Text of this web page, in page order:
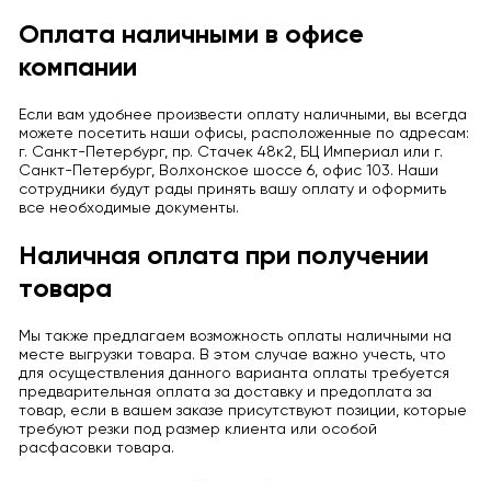
Оплата наличными в офисе
компании
Если вам удобнее произвести оплату наличными, вы всегда
можете посетить наши офисы, расположенные по адресам:
г. Санкт-Петербург, пр. Стачек 48к2, БЦ Империал или г.
Санкт-Петербург, Волхонское шоссе 6, офис 103. Наши
сотрудники будут рады принять вашу оплату и оформить
все необходимые документы.
Наличная оплата при получении
товара
Мы также предлагаем возможность оплаты наличными на
месте выгрузки товара. В этом случае важно учесть, что
для осуществления данного варианта оплаты требуется
предварительная оплата за доставку и предоплата за
товар, если в вашем заказе присутствуют позиции, которые
требуют резки под размер клиента или особой
расфасовки товара.